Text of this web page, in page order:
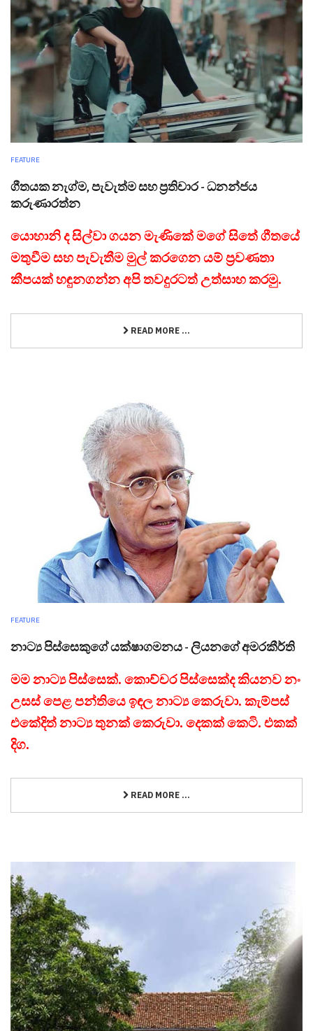
FEATURE
ගීතයක නැග්ම, පැවැත්ම සහ ප්‍රතිචාර - ධනන්ජය
කරුණාරත්න
යොහානි ද සිල්වා ගයන මැණිකේ මගේ සිතේ ගීතයේ
මතුවීම සහ පැවැතීම මුල් කරගෙන යම් ප්‍රවණතා
කීපයක් හඳුනගන්න අපි තවදුරටත් උත්සාහ කරමු.
READ MORE ...
FEATURE
නාට්‍ය පිස්සෙකුගේ යක්ෂාගමනය - ලියනගේ අමරකීර්ති
මම නාට්‍ය පිස්සෙක්. කොච්චර පිස්සෙක්ද කියනව නං
උසස් පෙළ පන්තියෙ ඉඳල නාට්‍ය කෙරුවා. කැම්පස්
එකේදිත් නාට්‍ය තුනක් කෙරුවා. දෙකක් කෙටි. එකක්
දිග.
READ MORE ...